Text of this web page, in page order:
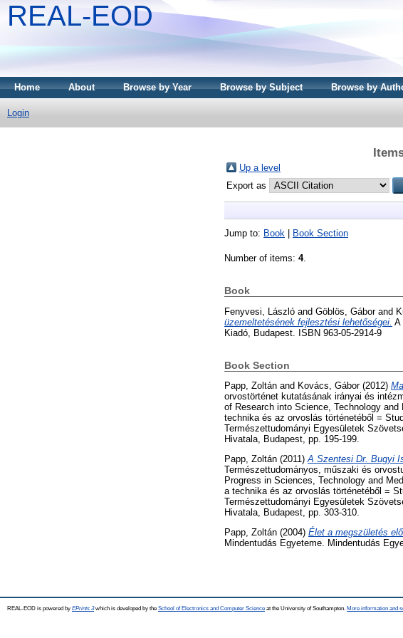
REAL-EOD
Home About Browse by Year Browse by Subject Browse by
Login
Up a level
Export as
Jump to: Book Book Section
Number of items: 4.
Book
Fenyvesi, László and Göblös, Gáborand
üzemeltetésének fejlesztési lehetőségei. A
Kiadó, Budapest. ISBN 963-05-2914-9
Book Section
Papp, Zoltán and Kovács, Gábor(2012)
orvostörténet kutatásának irányai és
of Research into Science, Technology
technika és az orvoslás történetéből =
Természettudományi Egyesületek
Hivatala, Budapest, pp. 195-199.
Papp, Zoltán (2011)A Szentesi Dr. Bugyi
Természettudományos, műszaki és
Progress in Sciences, Technology and
a technika és az orvoslás történetéből =
Természettudományi Egyesületek
Hivatala, Budapest, pp. 303-310.
Papp, Zoltán (2004) Élet a megszületés
Mindentudás Egyeteme. Mindentudás
REAL-EOD is powered by EPrints 3which is developed by the School of Electronics and Computer Science at the University of Southampton. More information and